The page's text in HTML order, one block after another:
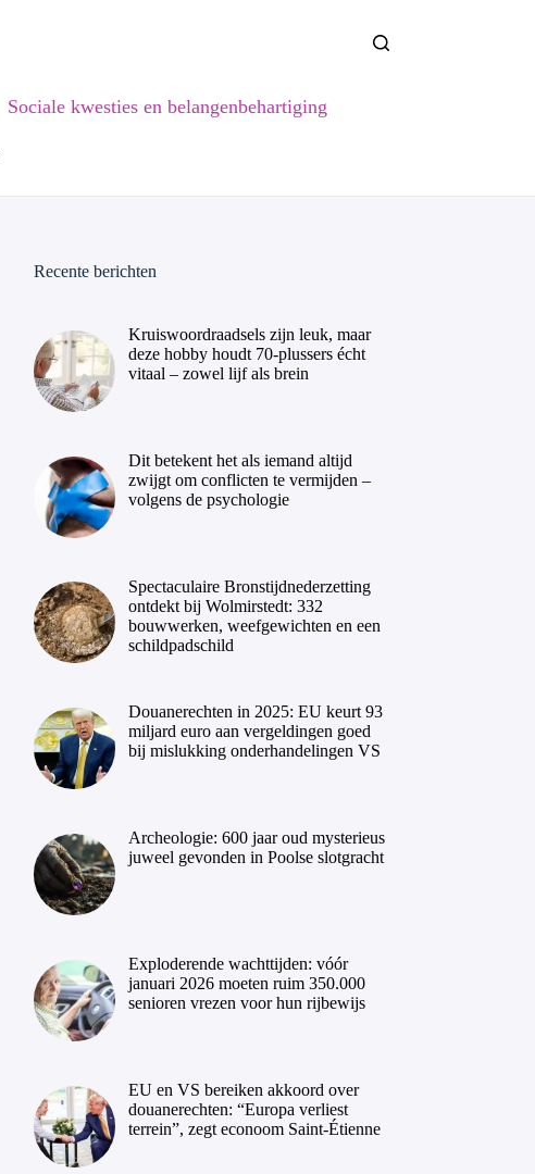
Sociale kwesties en belangenbehartiging
Recente berichten
Kruiswoordraadsels zijn leuk, maar
deze hobby houdt 70-plussers écht
vitaal – zowel lijf als brein
Dit betekent het als iemand altijd
zwijgt om conflicten te vermijden –
volgens de psychologie
Spectaculaire Bronstijdnederzetting
ontdekt bij Wolmirstedt: 332
bouwwerken, weefgewichten en een
schildpadschild
Douanerechten in 2025: EU keurt 93
miljard euro aan vergeldingen goed
bij mislukking onderhandelingen VS
Archeologie: 600 jaar oud mysterieus
juweel gevonden in Poolse slotgracht
Exploderende wachttijden: vóór
januari 2026 moeten ruim 350.000
senioren vrezen voor hun rijbewijs
EU en VS bereiken akkoord over
douanerechten: “Europa verliest
terrein”, zegt econoom Saint-Étienne